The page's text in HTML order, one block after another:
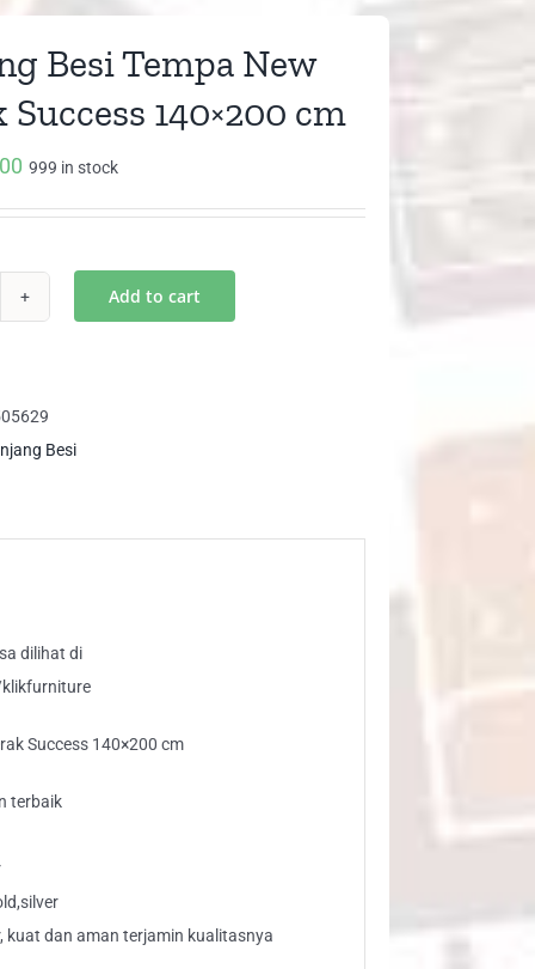
Besi Tempa New
Success 140×200 cm
999 in stock
Add to cart
Besi
dilihat di
Success 140×200 cm
terbaik
kuat dan aman terjamin kualitasnya